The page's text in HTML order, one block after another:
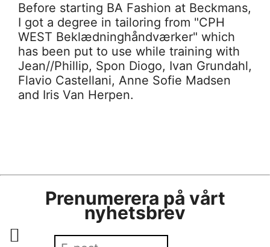
Before starting BA Fashion at Beckmans,
I got a degree in tailoring from "CPH
WEST Beklædninghåndværker" which
has been put to use while training with
Jean//Phillip, Spon Diogo, Ivan Grundahl,
Flavio Castellani, Anne Sofie Madsen
and Iris Van Herpen.
Prenumerera på vårt
nyhetsbrev